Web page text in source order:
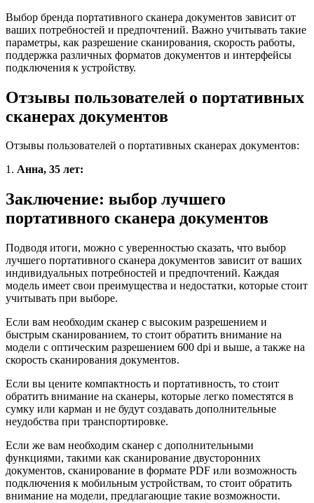
Выбор бренда портативного сканера документов зависит от
ваших потребностей и предпочтений. Важно учитывать такие
параметры, как разрешение сканирования, скорость работы,
поддержка различных форматов документов и интерфейсы
подключения к устройству.
Отзывы пользователей о портативных
сканерах документов
Отзывы пользователей о портативных сканерах документов:
1. Анна, 35 лет:
Заключение: выбор лучшего
портативного сканера документов
Подводя итоги, можно с уверенностью сказать, что выбор
лучшего портативного сканера документов зависит от ваших
индивидуальных потребностей и предпочтений. Каждая
модель имеет свои преимущества и недостатки, которые стоит
учитывать при выборе.
Если вам необходим сканер с высоким разрешением и
быстрым сканированием, то стоит обратить внимание на
модели с оптическим разрешением 600 dpi и выше, а также на
скорость сканирования документов.
Если вы цените компактность и портативность, то стоит
обратить внимание на сканеры, которые легко поместятся в
сумку или карман и не будут создавать дополнительные
неудобства при транспортировке.
Если же вам необходим сканер с дополнительными
функциями, такими как сканирование двусторонних
документов, сканирование в формате PDF или возможность
подключения к мобильным устройствам, то стоит обратить
внимание на модели, предлагающие такие возможности.